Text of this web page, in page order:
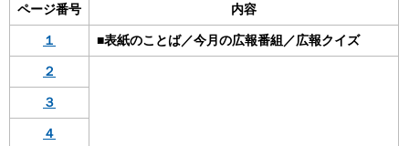
ページ番号 内容
１ ■表紙のことば／今月の広報番組／広報クイズ
２
３
４